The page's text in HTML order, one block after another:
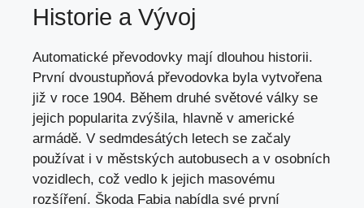
Historie a Vývoj
Automatické převodovky mají dlouhou historii.
První dvoustupňová převodovka byla vytvořena
již v roce 1904. Během druhé světové války se
jejich popularita zvýšila, hlavně v americké
armádě. V sedmdesátých letech se začaly
používat i v městských autobusech a v osobních
vozidlech, což vedlo k jejich masovému
rozšíření. Škoda Fabia nabídla své první